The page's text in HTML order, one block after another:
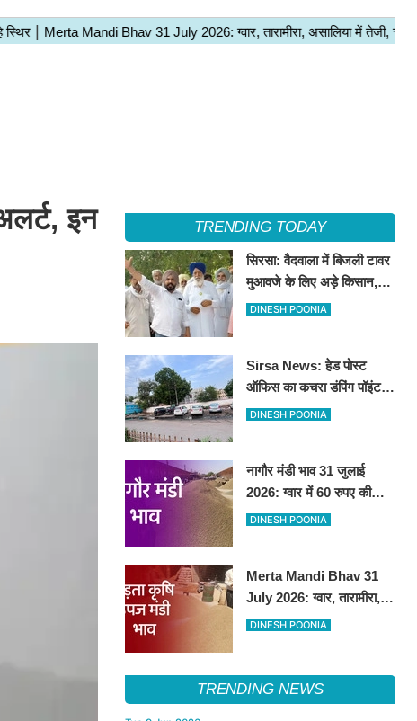
इन
TRENDING TODAY
सिरसा: वैदवाला में बिजली टावर
मुआवजे के लिए अड़े किसान,
13 अगस्त को महापंचायत का
DINESH POONIA
Sirsa News: हेड पोस्ट
ऑफिस का कचरा डंपिंग पॉइंट
हटाकर बनेगा 'आई लव सिरसा'
DINESH POONIA
नागौर मंडी भाव 31 जुलाई
2026: ग्वार में 60 रुपए की
तेजी, अन्य फसलों के भाव रहे
DINESH POONIA
Merta Mandi Bhav 31
July 2026: ग्वार, तारामीरा,
असालिया में तेजी, चना, सुवा,
DINESH POONIA
TRENDING NEWS